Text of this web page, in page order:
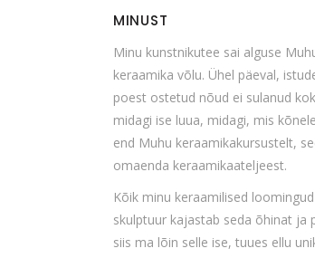
MINUST
Minu kunstnikutee sai alguse
keraamika võlu. Ühel päeval,
poest ostetud nõud ei sulanud
midagi ise luua, midagi, mis
end Muhu keraamikakursustelt,
omaenda keraamikaateljeest.
Kõik minu keraamilised
skulptuur kajastab seda õhinat ja
siis ma lõin selle ise, tuues ellu